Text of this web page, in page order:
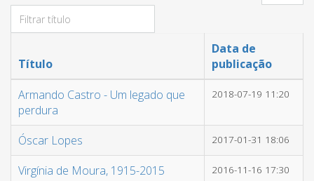
Título
Data de
publicação
Armando Castro - Um legado que
perdura
2018-07-19 11:20
Óscar Lopes 2017-01-31 18:06
Virgínia de Moura, 1915-2015 2016-11-16 17:30